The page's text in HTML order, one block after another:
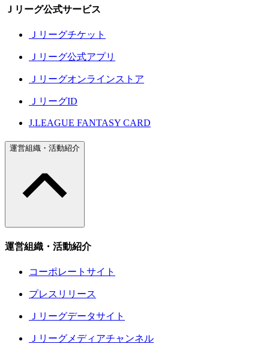
Ｊリーグ公式サービス
Ｊリーグチケット
Ｊリーグ公式アプリ
Ｊリーグオンラインストア
ＪリーグID
J.LEAGUE FANTASY CARD
運営組織・活動紹介
運営組織・活動紹介
コーポレートサイト
プレスリリース
Ｊリーグデータサイト
Ｊリーグメディアチャンネル